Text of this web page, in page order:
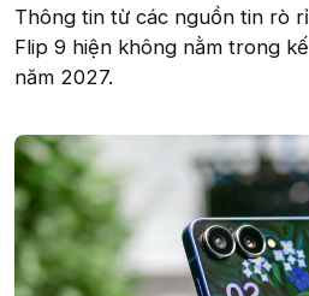
Thông tin từ các nguồn tin rò
Flip 9 hiện không nằm trong
năm 2027.